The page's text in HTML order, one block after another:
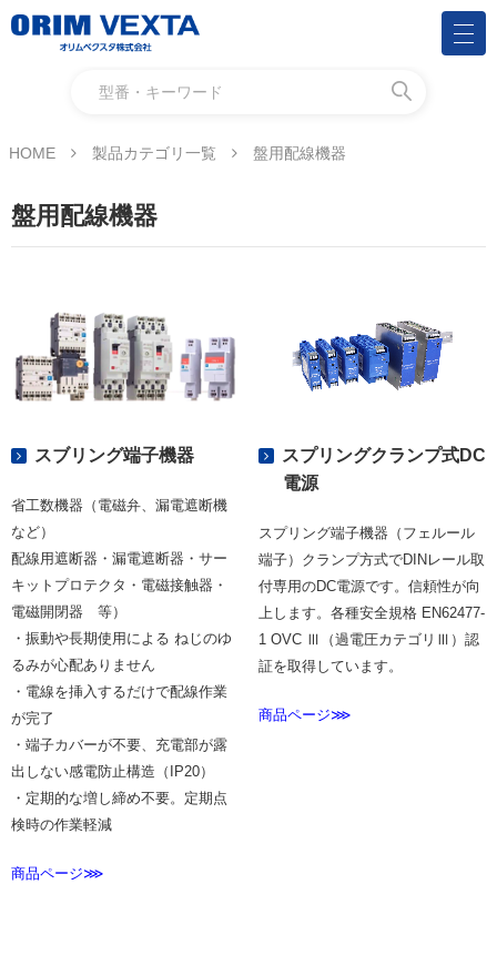
HOME 製品カテゴリ一覧 盤用配線機器
盤用配線機器
スブリング端子機器
省工数機器（電磁弁、漏電遮断機
など）
配線用遮断器・漏電遮断器・サー
キットプロテクタ・電磁接触器・
電磁開閉器 等）
・振動や長期使用による ねじのゆ
るみが心配ありません
・電線を挿入するだけで配線作業
が完了
・端子カバーが不要、充電部が露
出しない感電防止構造（IP20）
・定期的な増し締め不要。定期点
検時の作業軽減
商品ページ⋙
スプリングクランプ式DC
電源
スプリング端子機器（フェルール
端子）クランプ方式でDINレール取
付専用のDC電源です。信頼性が向
上します。各種安全規格 EN62477-
1 OVC Ⅲ（過電圧カテゴリⅢ）認
証を取得しています。
商品ページ⋙